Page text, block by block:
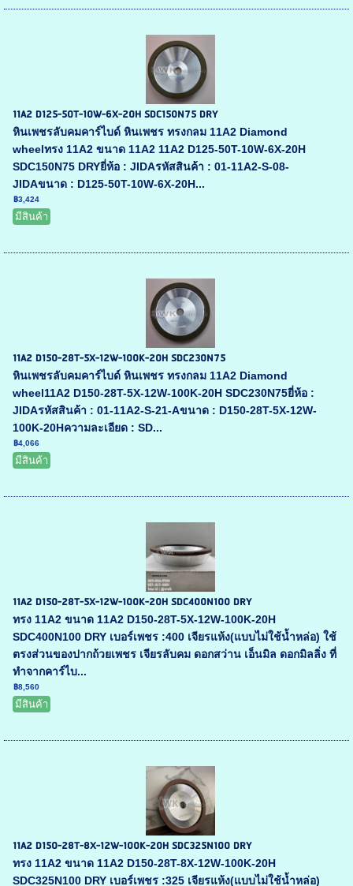
11A2 D125-50T-10W-6X-20H SDC150N75 DRY
หินเพชรลับคมคาร์ไบด์ หินเพชร ทรงกลม 11A2 Diamond
wheelทรง 11A2 ขนาด 11A2 11A2 D125-50T-10W-6X-20H
SDC150N75 DRYยี่ห้อ : JIDAรหัสสินค้า : 01-11A2-S-08-
JIDAขนาด : D125-50T-10W-6X-20H...
฿3,424
มีสินค้า
11A2 D150-28T-5X-12W-100K-20H SDC230N75
หินเพชรลับคมคาร์ไบด์ หินเพชร ทรงกลม 11A2 Diamond
wheel11A2 D150-28T-5X-12W-100K-20H SDC230N75ยี่ห้อ :
JIDAรหัสสินค้า : 01-11A2-S-21-Aขนาด : D150-28T-5X-12W-
100K-20Hความละเอียด : SD...
฿4,066
มีสินค้า
11A2 D150-28T-5X-12W-100K-20H SDC400N100 DRY
ทรง 11A2 ขนาด 11A2 D150-28T-5X-12W-100K-20H
SDC400N100 DRY เบอร์เพชร :400 เจียรแห้ง(แบบไม่ใช้น้ำหล่อ) ใช้
ตรงส่วนของปากถ้วยเพชร เจียรลับคม ดอกสว่าน เอ็นมิล ดอกมิลลิ่ง ที่
ทำจากคาร์ไบ...
฿8,560
มีสินค้า
11A2 D150-28T-8X-12W-100K-20H SDC325N100 DRY
ทรง 11A2 ขนาด 11A2 D150-28T-8X-12W-100K-20H
SDC325N100 DRY เบอร์เพชร :325 เจียรแห้ง(แบบไม่ใช้น้ำหล่อ)